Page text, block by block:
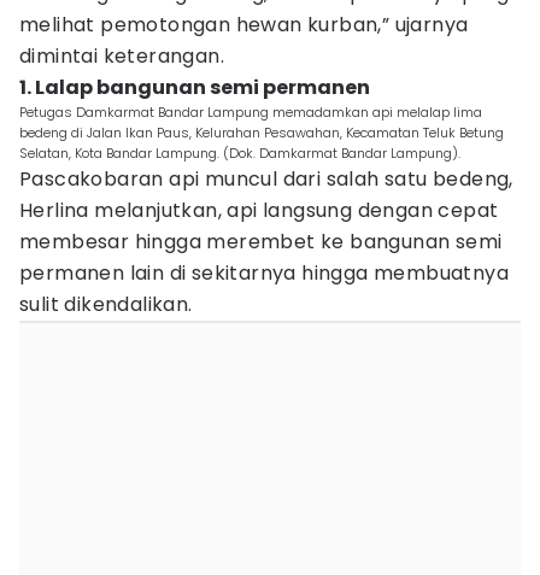
melihat pemotongan hewan kurban,” ujarnya
dimintai keterangan.
1. Lalap bangunan semi permanen
Petugas Damkarmat Bandar Lampung memadamkan api melalap lima
bedeng di Jalan Ikan Paus, Kelurahan Pesawahan, Kecamatan Teluk Betung
Selatan, Kota Bandar Lampung. (Dok. Damkarmat Bandar Lampung).
Pascakobaran api muncul dari salah satu bedeng,
Herlina melanjutkan, api langsung dengan cepat
membesar hingga merembet ke bangunan semi
permanen lain di sekitarnya hingga membuatnya
sulit dikendalikan.